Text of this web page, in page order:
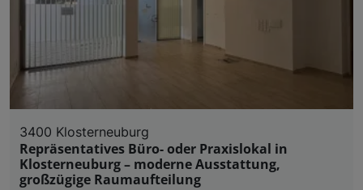
3400 Klosterneuburg
Repräsentatives Büro- oder Praxislokal in
Klosterneuburg – moderne Ausstattung,
großzügige Raumaufteilung